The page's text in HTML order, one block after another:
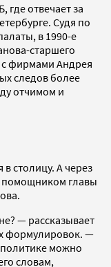
отвечает за
Судя по
в 1990-е
старшего
фирмами Андрея
следов более
отчимом и
столицу. А через
помощником главы
— рассказывает
формулировок. —
политике можно
словам,